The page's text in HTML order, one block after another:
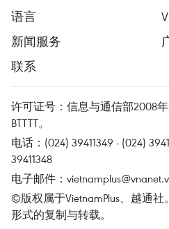
语言
新闻服务
联系
许可证号：信息与通信部2008年
BTTTT。
电话：(024) 39411349 - (024)
39411348
电子邮件：
©版权属于VietnamPlus、越通
形式的复制与转载。